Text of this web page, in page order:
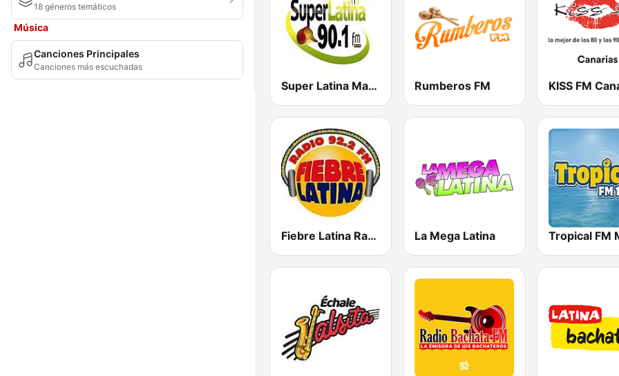
18 géneros temáticos
Música
Canciones Principales
Canciones más escuchadas
Super Latina Madrid Rumberos FM KISS FM
Fiebre Latina Radio 92.2 FM La Mega Latina